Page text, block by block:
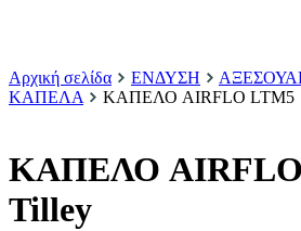
Αρχική σελίδα ΕΝΔΥΣΗ
ΚΑΠΕΛΑ
ΚΑΠΕΛΟ AIRFLO LTM5
ΚΑΠΕΛΟ
Tilley